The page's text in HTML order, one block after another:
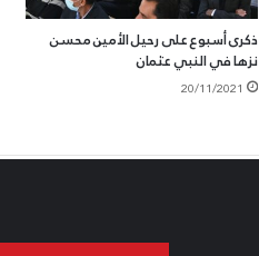
ذكرى أسبوع على رحيل الأمين محسن
نزها في النبي عثمان
20/11/2021